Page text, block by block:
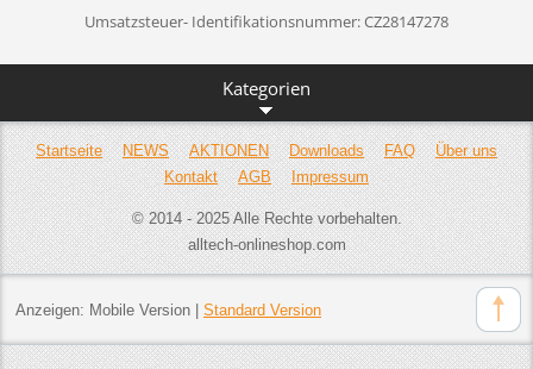
Umsatzsteuer- Identifikationsnummer: CZ28147278
Kategorien
Startseite NEWS AKTIONEN Downloads FAQ
Über uns
Kontakt
AGB Impressum
© 2014 - 2025 Alle Rechte vorbehalten.
alltech-onlineshop.com
Anzeigen: Mobile Version| Standard Version